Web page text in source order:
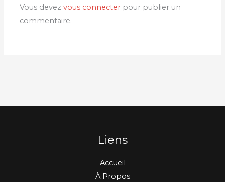
Vous devezvous connecter pour publier un
commentaire.
Liens
Accueil
À Propos